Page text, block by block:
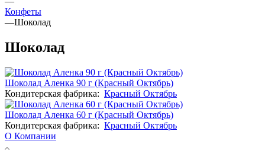
Конфеты
—Шоколад
Шоколад
Шоколад Аленка 90 г (Красный Октябрь)
Кондитерская фабрика: Красный Октябрь
Шоколад Аленка 60 г (Красный Октябрь)
Кондитерская фабрика: Красный Октябрь
О Компании